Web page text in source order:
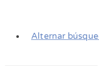
Alternar